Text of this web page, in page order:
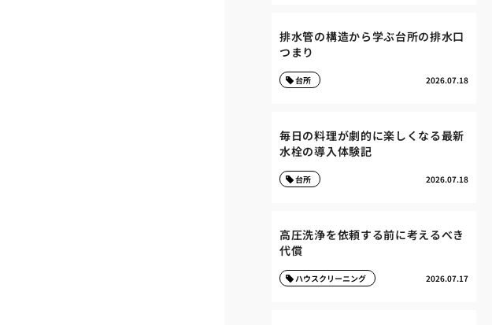
排水管の構造から学ぶ台所の排水口
つまり
2026.07.18
台所
毎日の料理が劇的に楽しくなる最新
水栓の導入体験記
2026.07.18
台所
高圧洗浄を依頼する前に考えるべき
代償
2026.07.17
ハウスクリーニング